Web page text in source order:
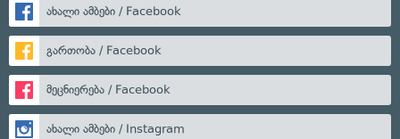
ახალი ამბები / Facebook
გართობა / Facebook
მეცნიერება / Facebook
ახალი ამბები / Instagram